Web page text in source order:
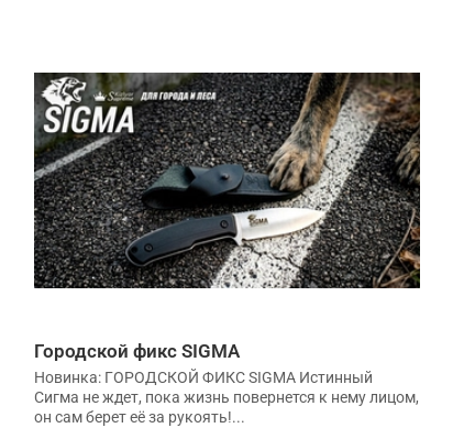
Городской фикс SIGMA
Новинка: ГОРОДСКОЙ ФИКС SIGMA Истинный
Сигма не ждет, пока жизнь повернется к нему лицом,
он сам берет её за рукоять!...